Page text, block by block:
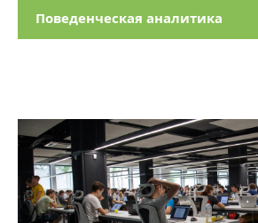
Поведенческая аналитика